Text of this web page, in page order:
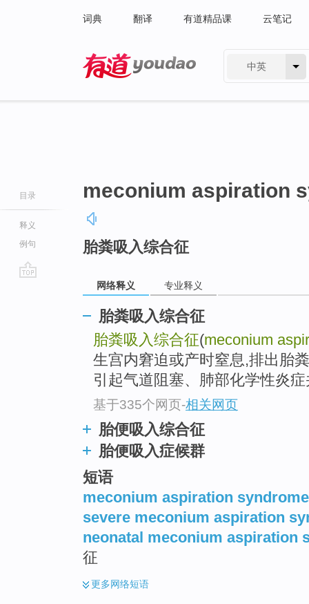
词典 翻译 有道精品课 云笔记
中英
目录
释义
例句
meconium aspiration
胎粪吸入综合征
网络释义 专业释义
胎粪吸入综合征
胎粪吸入综合征(meconium
生宫内窘迫或产时窒息,排出胎
引起气道阻塞、肺部化学性炎
基于335个网页-相关网页
胎便吸入综合征
胎便吸入症候群
短语
meconium aspiration
severe meconium aspiration
neonatal meconium aspiration
征
更多网络短语